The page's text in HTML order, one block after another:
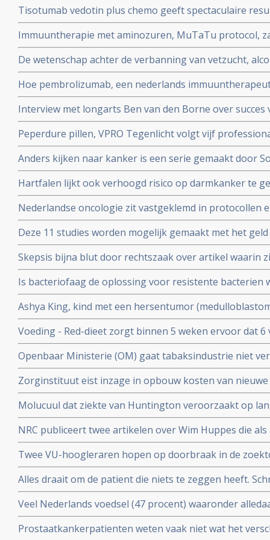
te zien op NPO 2 om 20.25 uur.
Tisotumab vedotin plus chemo geeft spectaculaire
zwaarvoorbehandelde kankerpatienten met
kanker met solide tumoren. copy 1
Immuuntherapie met aminozuren, MuTaTu protocol,
kunnen genezen schrijven Israelische onderzoekers
De wetenschap achter de verbanning van vetzucht,
NRC over het preventieakkoord van Staatssecretaris
Hoe pembrolizumab, een nederlands
wereld verovert
Interview met longarts Ben van den Borne over
kleincellige longkanker
Peperdure pillen, VPRO Tegenlicht volgt vijf
en vanuit hun persoonlijke betrokkenheid in actie
experimenteren. Uitzending is. zondag 7 oktober 2018
Anders kijken naar kanker is een serie gemaakt door
kankerpatiente en te zien bij het Algemeen Dagblad
Hartfalen lijkt ook verhoogd risico op darmkanker te
(factoren) blijken voor hartfalen en darmkanker
Nederlandse oncologie zit vastgeklemd in protocollen
bij kankerpatienten die voor second opinion naar
Deze 11 studies worden mogelijk gemaakt met het
ophaalde met zijn 11 steden zwemtocht.
Skepsis bijna blut door rechtszaak over artikel waarin
Ruggero Santilli beschuldigen van kwakzalverij en
Is bacteriofaag de oplossing voor resistente bacterien
Antoinette Hertsenberg prijst deze aanpak aan in
Ashya King, kind met een hersentumor
door suikervrij dieet en protonenbestraling ondanks
Voeding - Red-dieet zorgt binnen 5 weken ervoor dat
ADHD afkomen en geen medicijnen meer nodig
kinderen voor deelname aan studie
Openbaar Ministerie (OM) gaat tabaksindustrie niet
sickofsmoking - zeggen artikel 12 procedure te starten.
Zorginstituut eist inzage in opbouw kosten van
worden opgenomen in basisverzekering.
Molucuul dat ziekte van Huntington veroorzaakt op
korte termijn zonder gezonde cellen aan te tasten
NRC publiceert twee artikelen over Wim Huppes die
alternatieve genezer patienten blijft behandelen met
Twee VU-hoogleraren hopen op doorbraak in de
tegen depressie, adhd of autisme, aldus artikel in de
Alles draait om de patient die niets te zeggen heeft.
Parool
Veel Nederlands voedsel (47 procent) waaronder
cornflakes, pasta en hagelslag is besmet met minerale
kanker veroorzaken.
Prostaatkankerpatienten weten vaak niet wat het